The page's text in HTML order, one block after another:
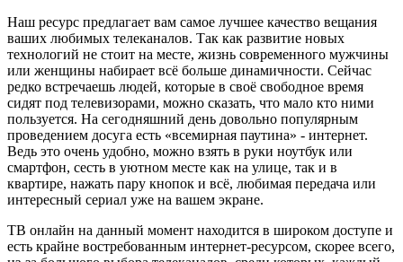
Наш ресурс предлагает вам самое лучшее качество вещания
ваших любимых телеканалов. Так как развитие новых
технологий не стоит на месте, жизнь современного мужчины
или женщины набирает всё больше динамичности. Сейчас
редко встречаешь людей, которые в своё свободное время
сидят под телевизорами, можно сказать, что мало кто ними
пользуется. На сегодняшний день довольно популярным
проведением досуга есть «всемирная паутина» - интернет.
Ведь это очень удобно, можно взять в руки ноутбук или
смартфон, сесть в уютном месте как на улице, так и в
квартире, нажать пару кнопок и всё, любимая передача или
интересный сериал уже на вашем экране.
ТВ онлайн на данный момент находится в широком доступе и
есть крайне востребованным интернет-ресурсом, скорее всего,